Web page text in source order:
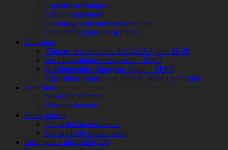
Capsules techniques
Liste des membres
Ces images qui nous ressemblent
Documents pour les membres
Concours
Thèmes des concours de l’ACAP pour 25-26
Les clubs photos s’exposent – SPPQ
Défi Interclubs Mongeon-Pépin – SPPQ
Exposition annuelle du club de photo Dimension
Adhésion
Nouveau membre
Renouvellement
Nous joindre
Contacter la présidence
Demande de soutien web
Intelligence artificielle (IA)